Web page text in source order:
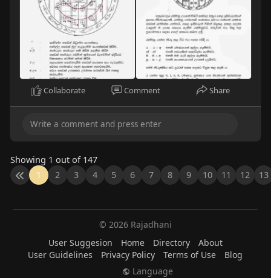
Collaborate Comment Share
Showing 1 out of 147
1
2 3 4 5 6 7 8 9 10 11 12 13
© 2026 Rajadhani
User Suggesion
Home Directory
About
User Guidelines
Privacy Policy Terms of Use
Blog
Language